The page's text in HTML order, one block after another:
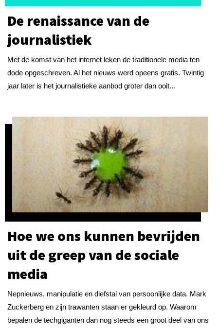
De renaissance van de
journalistiek
Met de komst van het internet leken de traditionele media ten
dode opgeschreven. Al het nieuws werd opeens gratis. Twintig
jaar later is het journalistieke aanbod groter dan ooit...
Hoe we ons kunnen bevrijden
uit de greep van de sociale
media
Nepnieuws, manipulatie en diefstal van persoonlijke data. Mark
Zuckerberg en zijn trawanten staan er gekleurd op. Waarom
bepalen de techgiganten dan nog steeds een groot deel van ons